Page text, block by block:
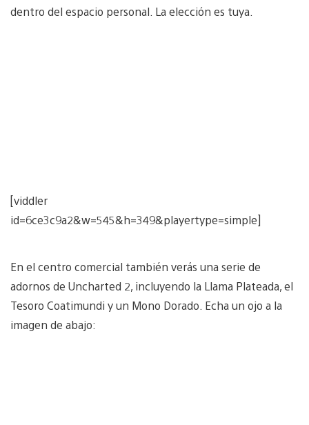
dentro del espacio personal. La elección es tuya.
[viddler
id=6ce3c9a2&w=545&h=349&playertype=simple]
En el centro comercial también verás una serie de
adornos de Uncharted 2, incluyendo la Llama Plateada, el
Tesoro Coatimundi y un Mono Dorado. Echa un ojo a la
imagen de abajo: